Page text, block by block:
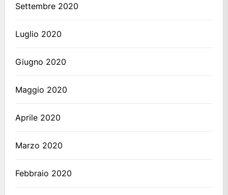
Settembre 2020
Luglio 2020
Giugno 2020
Maggio 2020
Aprile 2020
Marzo 2020
Febbraio 2020